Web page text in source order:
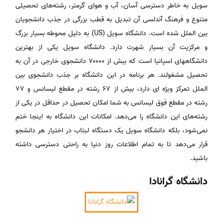
سویل به خاطر دسترسی آسان، آب و هوای گرمتر، رشته‌های تحصیلی
متنوع و فرهنگ آندلسی آن تبدیل به قطب بزرگی در جذب دانشجویان
بین الملل شده است. دانشگاه سویل (US) به دلیل محوطه بسیار بزرگ
و مرکزیت آن بسیار شهرت دارد. دانشگاه سویل یکی از بهترین
دانشگاههای اسپانیا است که بیش از ۷۰۰۰۰ دانشجوی خارجی در آن به
تحصیل مشغولند. هر برنامه در این دانشگاه بر جذب دانشجوی بین
الملل تمرکز ویژه ای دارد، بیش از ۶۷ رشته در مقطع لیسانس و ۷۷
رشته در مقطع فوق لیسانس به شما امکان تحصیل در حداقل در یکی از
رشته‌های این دانشگاه را می‌دهد. امکانات این دانشگاه به اینجا ختم
نمی‌شود، بلکه دانشگاه سویل یک دستگاه لبتاب در اختیار هر دانشجو
قرار می‌دهد تا به تمام اطلاعات روز دنیا به راحتی دسترسی داشته
باشید.
دانشگاه گرانادا